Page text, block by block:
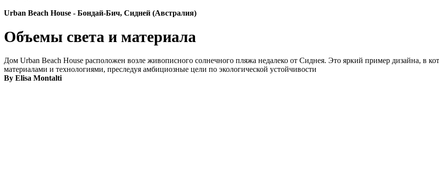
Urban Beach House - Бондай-Бич, Сидней (Австралия)
Объемы света и материала
Дом Urban Beach House расположен возле живописного солнечного пляжа недалеко от Сиднея. Это яркий пример дизайна, в
материалами и технологиями, преследуя амбициозные цели по экологической устойчивости
By Elisa Montalti